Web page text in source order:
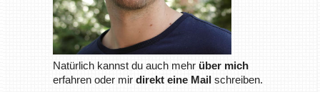
Natürlich kannst du auch mehr über mich
erfahren oder mir direkt eine Mailschreiben.